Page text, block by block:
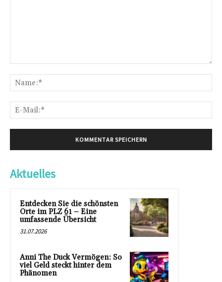
Aktuelles
Entdecken Sie die schönsten
Orte im PLZ 61 – Eine
umfassende Übersicht
31.07.2026
Anni The Duck Vermögen: So
viel Geld steckt hinter dem
Phänomen